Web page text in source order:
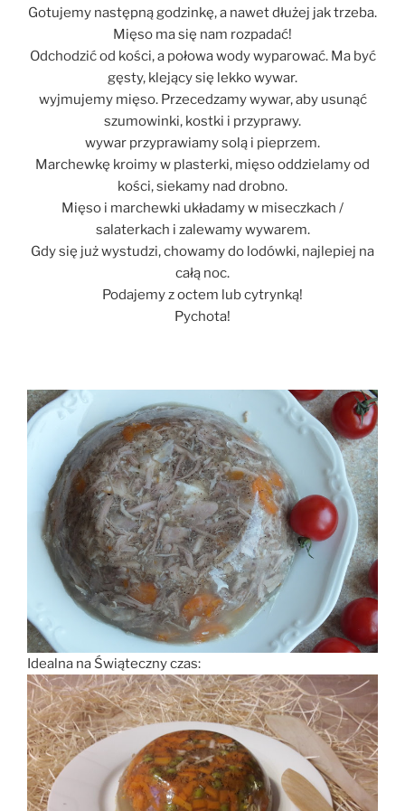
Gotujemy następną godzinkę, a nawet dłużej jak trzeba.
Mięso ma się nam rozpadać!
Odchodzić od kości, a połowa wody wyparować. Ma być
gęsty, klejący się lekko wywar.
wyjmujemy mięso. Przecedzamy wywar, aby usunąć
szumowinki, kostki i przyprawy.
wywar przyprawiamy solą i pieprzem.
Marchewkę kroimy w plasterki, mięso oddzielamy od
kości, siekamy nad drobno.
Mięso i marchewki układamy w miseczkach /
salaterkach i zalewamy wywarem.
Gdy się już wystudzi, chowamy do lodówki, najlepiej na
całą noc.
Podajemy z octem lub cytrynką!
Pychota!
Idealna na Świąteczny czas: